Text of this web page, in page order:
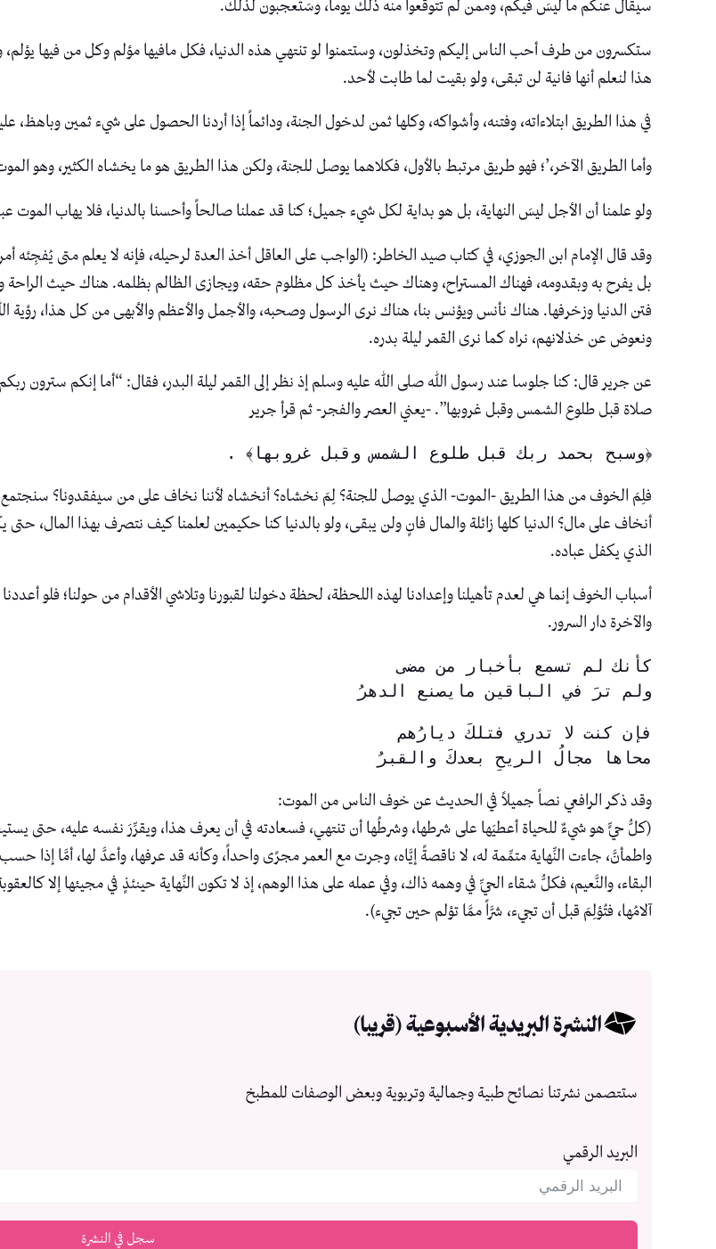
سيقال عنكم ما ليسَ فيكم، وممن لم تتوقعوا منه ذلك يوماً، وسَتَعجبون لذلك.
ستكسرون من طرف أحب الناس إليكم وتخذلون، وستتمنوا لو تنتهي هذه الدنيا، فكل مافيها مؤلم وكل من فيها يؤلم،
هذا لنعلم أنها فانية لن تبقى، ولو بقيت لما طابت لأحد.
في هذا الطريق ابتلاءاته، وفتنه، وأشواكه، وكلها ثمن لدخول الجنة، ودائماً إذا أردنا الحصول على شيء ثمين وباهظ،
وأما الطريق الآخر،’؛ فهو طريق مرتبط بالأول، فكلاهما يوصل للجنة، ولكن هذا الطريق هو ما يخشاه الكثير، وهو
ولو علمنا أن الأجل ليسَ النهاية، بل هو بداية لكل شيء جميل؛ كنا قد عملنا صالحاً وأحسنا بالدنيا، فلا يهاب الموت
وقد قال الإمام ابن الجوزي، في كتاب صيد الخاطر: (الواجب على العاقل أخذ العدة لرحيله، فإنه لا يعلم متى يُفجِئه
بل يفرح به وبقدومه، فهناك المستراح، وهناك حيث يأخذ كل مظلوم حقه، ويجازى الظالم بظلمه. هناك حيث
فتن الدنيا وزخرفها. هناك نأنس ويؤنس بنا، هناك نرى الرسول وصحبه، والأجمل والأعظم والأبهى من كل هذا، رؤية
ونعوض عن خذلانهم، نراه كما نرى القمر ليلة بدره.
عن جرير قال: كنا جلوسا عند رسول الله صلى الله عليه وسلم إذ نظر إلى القمر ليلة البدر، فقال: “أما إنكم سترون
صلاة قبل طلوع الشمس وقبل غروبها”. -يعني العصر والفجر- ثم قرأ جرير
﴿وسبح بحمد ربك قبل طلوع الشمس وقبل غروبها﴾ .
فلِمَ الخوف من هذا الطريق -الموت- الذي يوصل للجنة؟ لِمَ نخشاه؟ أنخشاه لأننا نخاف على من سيفقدونا؟ سنجتمع
أنخاف على مال؟ الدنيا كلها زائلة والمال فانٍ ولن يبقى، ولو بالدنيا كنا حكيمين لعلمنا كيف نتصرف بهذا المال، حتى
الذي يكفل عباده.
أسباب الخوف إنما هي لعدم تأهيلنا وإعدادنا لهذه اللحظة، لحظة دخولنا لقبورنا وتلاشي الأقدام من حولنا؛ فلو أعددنا
والآخرة دار السرور.
كأنك لم تسمع بأخبار من مضى
ولم ترَ في الباقين مايصنع الدهرُ
فإن كنت لا تدري فتلكَ ديارُهم
محاها مجالُ الريحِ بعدكَ والقبرُ
وقد ذكر الرافعي نصاً جميلاً في الحديث عن خوف الناس من الموت:
(كلُّ حيٍّ هو شيءٌ للحياة أعطيَها على شرطها، وشرطُها أن تنتهي، فسعادته في أن يعرف هذا، ويقرِّرَ نفسه عليه، حتى
واطمأنَّ، جاءت النِّهاية متمِّمة له، لا ناقصةً إيَّاه، وجرت مع العمر مجرًى واحداً، وكأنه قد عرفها، وأعدَّ لها، أمَّا إذا
البقاء، والنَّعيم، فكلُّ شقاء الحيِّ في وهمه ذاك، وفي عمله على هذا الوهم، إذ لا تكون النِّهاية حينئذٍ في مجيئها إلا
آلامُها، فتُؤلِمَ قبل أن تجيء، شرَّاً ممَّا تؤلم حين تجيء).
النشرة البريدية الأسبوعية (قريبا)
ستتصمن نشرتنا نصائح طبية وجمالية وتربوية وبعض الوصفات للمطبخ
البريد الرقمي
سجل في النشرة